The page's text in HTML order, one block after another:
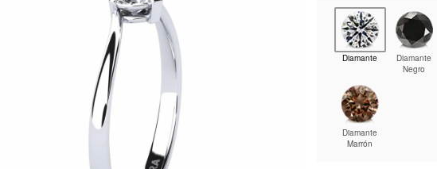
Diamante
Diamante
Negro
Diamante
Marrón